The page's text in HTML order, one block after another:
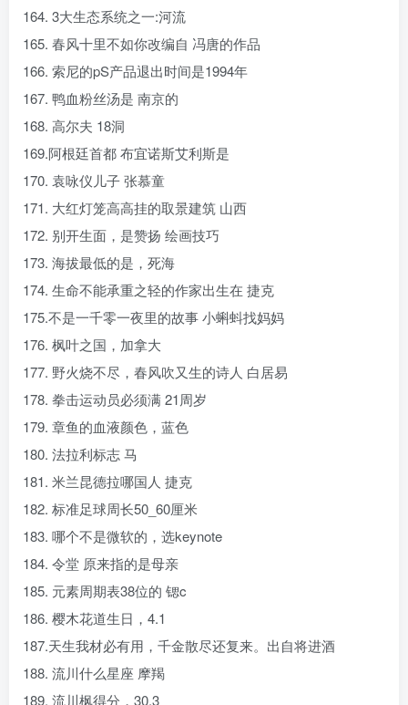
164. 3大生态系统之一:河流
165. 春风十里不如你改编自 冯唐的作品
166. 索尼的pS产品退出时间是1994年
167. 鸭血粉丝汤是 南京的
168. 高尔夫 18洞
169.阿根廷首都 布宜诺斯艾利斯是
170. 袁咏仪儿子 张慕童
171. 大红灯笼高高挂的取景建筑 山西
172. 别开生面，是赞扬 绘画技巧
173. 海拔最低的是，死海
174. 生命不能承重之轻的作家出生在 捷克
175.不是一千零一夜里的故事 小蝌蚪找妈妈
176. 枫叶之国，加拿大
177. 野火烧不尽，春风吹又生的诗人 白居易
178. 拳击运动员必须满 21周岁
179. 章鱼的血液颜色，蓝色
180. 法拉利标志 马
181. 米兰昆德拉哪国人 捷克
182. 标准足球周长50_60厘米
183. 哪个不是微软的，选keynote
184. 令堂 原来指的是母亲
185. 元素周期表38位的 锶c
186. 樱木花道生日，4.1
187.天生我材必有用，千金散尽还复来。出自将进酒
188. 流川什么星座 摩羯
189. 流川枫得分，30.3